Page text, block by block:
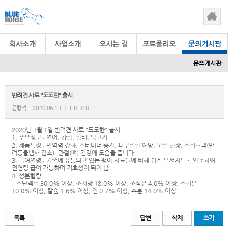
회사소개 사업소개 오시는 길 포트폴리오 문의게시판
문의게시판
반려견 사료 "도도한" 출시
윤형석 2020.06.13 HIT 348
2020년 3월 1일 반려견 사료 "도도한" 출시
1. 주요성분 : 연어, 강황, 황태, 닭고기
2. 제품특징 : 면역력 강화, 스테미너 증가, 피부질환 예방, 모질 향상, 소취효과(반
려동물냄새 감소), 관절(뼈) 건강에 도움을 줍니다
3. 급여연령 : 기존에 유통되고 있는 팽아 사료들에 비해 쉽게 부서지도록 압축하여
전연령 급여 가능하며 기호성이 뛰어 남
4. 성분함량
조단백질 30.0% 이상, 조지방 18.0% 이상, 조섬유 4.0% 이상, 조회분
10.0% 이상, 칼슘 1.6% 이상, 인 0.7% 이상, 수분 14.0% 이상
목록 답변 삭제 쓰기